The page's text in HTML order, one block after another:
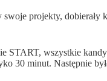
projekty,
START, wszystkie
30 minut. Następnie